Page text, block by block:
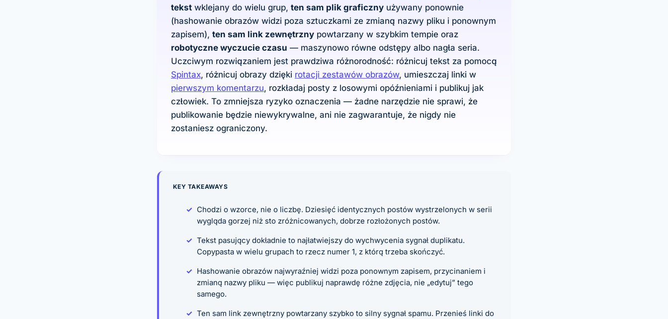
tekst wklejany do wielu grup, ten sam plik graficzny używany ponownie
(hashowanie obrazów widzi poza sztuczkami ze zmianą nazwy pliku i ponownym
zapisem), ten sam link zewnętrzny powtarzany w szybkim tempie oraz
robotyczne wyczucie czasu — maszynowo równe odstępy albo nagła seria.
Uczciwym rozwiązaniem jest prawdziwa różnorodność: różnicuj tekst za pomocą
Spintax, różnicuj obrazy dzięki rotacji zestawów obrazów, umieszczaj linki w
pierwszym komentarzu, rozkładaj posty z losowymi opóźnieniami i publikuj jak
człowiek. To zmniejsza ryzyko oznaczenia — żadne narzędzie nie sprawi, że
publikowanie będzie niewykrywalne, ani nie zagwarantuje, że nigdy nie
zostaniesz ograniczony.
KEY TAKEAWAYS
Chodzi o wzorce, nie o liczbę. Dziesięć identycznych postów wystrzelonych w serii
wygląda gorzej niż sto zróżnicowanych, dobrze rozłożonych postów.
Tekst pasujący dokładnie to najłatwiejszy do wychwycenia sygnał duplikatu.
Copypasta w wielu grupach to rzecz numer 1, z którą trzeba skończyć.
Hashowanie obrazów najwyraźniej widzi poza ponownym zapisem, przycinaniem i
zmianą nazwy pliku — więc publikuj naprawdę różne zdjęcia, nie „edytuj” tego
samego.
Ten sam link zewnętrzny powtarzany szybko to silny sygnał spamu. Przenieś linki do